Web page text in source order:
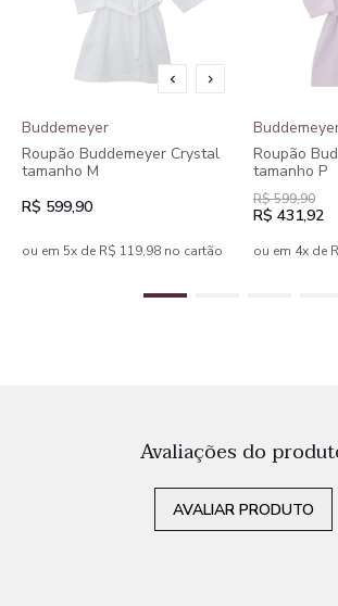
Buddemeyer
Roupão Buddemeyer Crystal
tamanho M
R$ 599,90
ou em 5x de R$ 119,98 no cartão
Roupão
tamanho P
R$ 599,90
R$ 431,92
ou em 4x de
Avaliações do
AVALIAR PRODUTO